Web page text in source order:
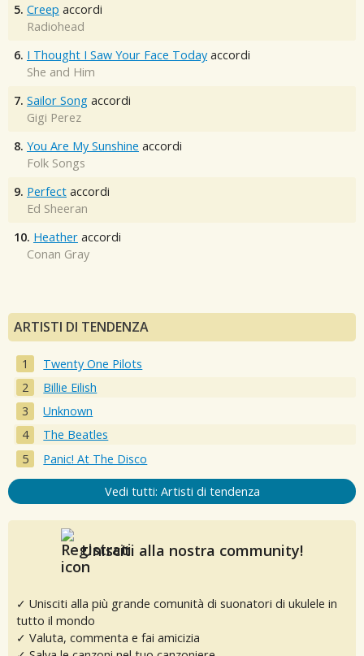
5. Creep accordi
Radiohead
6. I Thought I Saw Your Face Today accordi
She and Him
7. Sailor Song accordi
Gigi Perez
8. You Are My Sunshine accordi
Folk Songs
9. Perfect accordi
Ed Sheeran
10. Heather accordi
Conan Gray
ARTISTI DI TENDENZA
Twenty One Pilots
Billie Eilish
Unknown
The Beatles
Panic! At The Disco
Vedi tutti: Artisti di tendenza
Unisciti alla nostra community!
✓ Unisciti alla più grande comunità di suonatori di ukulele in
tutto il mondo
✓ Valuta, commenta e fai amicizia